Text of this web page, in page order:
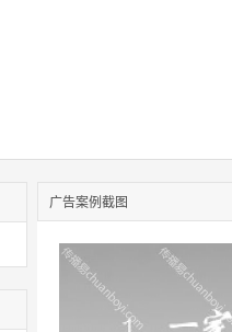
01:28:14
广告案例截图